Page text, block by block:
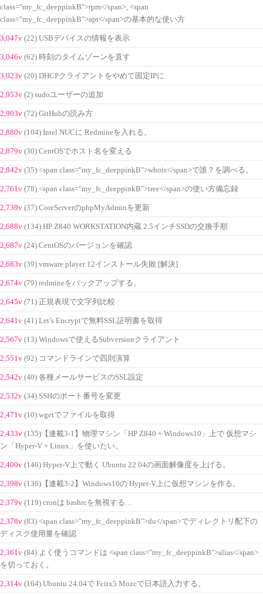
class="my_fc_deeppinkB">rpm</span>, <span
class="my_fc_deeppinkB">apt</span>の基本的な使い方
3,047v (22) USBデバイスの情報を表示
3,046v (62) 時刻のタイムゾーンを直す
3,023v (20) DHCPクライアントをやめて固定IPに
2,953v (2) sudoユーザーの追加
2,903v (72) GitHubの読み方
2,880v (104) Intel NUCに Redmineを入れる。
2,879v (30) CentOSでホスト名を変える
2,842v (35) <span class="my_fc_deeppinkB">whois</span>で誰？を調べる。
2,761v (78) <span class="my_fc_deeppinkB">tree</span>の使い方備忘録
2,739v (37) CoreServerのphpMyAdminを更新
2,688v (134) HP Z840 WORKSTATION内蔵 2.5インチSSDの交換手順
2,687v (24) CentOSのバージョンを確認
2,683v (39) vmware player 12インストール失敗 [解決]
2,674v (79) redmineをバックアップする。
2,645v (71) 正規表現で文字列比較
2,641v (41) Let’s Encryptで無料SSL証明書を取得
2,567v (13) Windowsで使えるSubversionクライアント
2,551v (92) コマンドラインで四則演算
2,542v (40) 各種メールサービスのSSL設定
2,532v (34) SSHのポート番号を変更
2,471v (10) wgetでファイルを取得
2,433v (135)【連載3-1】物理マシン「HP Z840 + Windows10」上で 仮想マシ
ン「Hyper-V + Linux」を使いたい。
2,400v (146) Hyper-V上で動く Ubuntu 22.04の画面解像度を上げる。
2,398v (136)【連載3-2】Windows10の Hyper-V上に仮想マシンを作る。
2,379v (119) cronは bashrcを無視する…
2,378v (83) <span class="my_fc_deeppinkB">du</span>でディレクトリ配下の
ディスク使用量を確認
2,361v (84) よく使うコマンドは <span class="my_fc_deeppinkB">alias</span>
を切っておく。
2,314v (164) Ubuntu 24.04で Fcitx5 Mozcで日本語入力する。